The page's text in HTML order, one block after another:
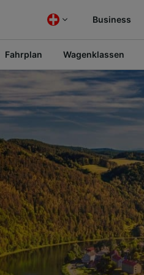
Business
Fahrplan Wagenklassen